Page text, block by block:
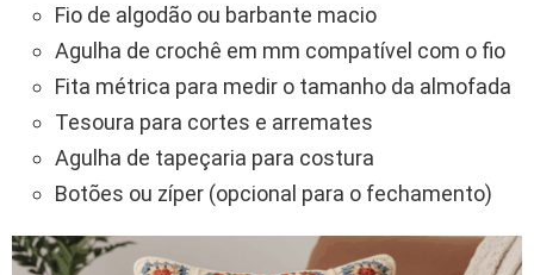
Fio de algodão ou barbante macio
Agulha de crochê em mm compatível com o fio
Fita métrica para medir o tamanho da almofada
Tesoura para cortes e arremates
Agulha de tapeçaria para costura
Botões ou zíper (opcional para o fechamento)